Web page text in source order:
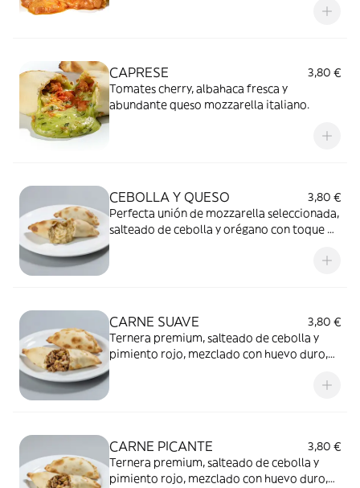
CAPRESE
3,80 €
Tomates cherry, albahaca fresca y
abundante queso mozzarella italiano.
CEBOLLA Y QUESO
3,80 €
Perfecta unión de mozzarella seleccionada,
salteado de cebolla y orégano con toque de
CARNE SUAVE
3,80 €
Ternera premium, salteado de cebolla y
pimiento rojo, mezclado con huevo duro,
CARNE PICANTE
3,80 €
Ternera premium, salteado de cebolla y
pimiento rojo, mezclado con huevo duro,